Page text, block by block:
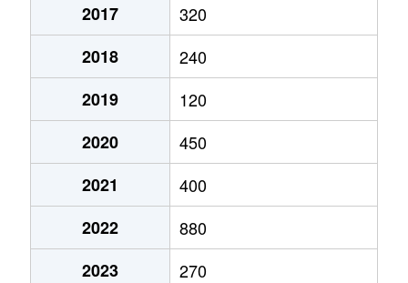
2017
320
2018
240
2019
120
2020
450
2021
400
2022
880
2023
270